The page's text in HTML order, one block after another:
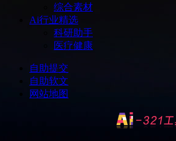
综合素材
Ai行业精选
科研助手
医疗健康
自助提交
自助软文
网站地图